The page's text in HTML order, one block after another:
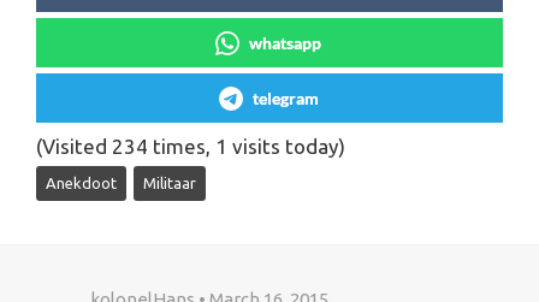
whatsapp
telegram
(Visited 234 times, 1 visits today)
Anekdoot Militaar